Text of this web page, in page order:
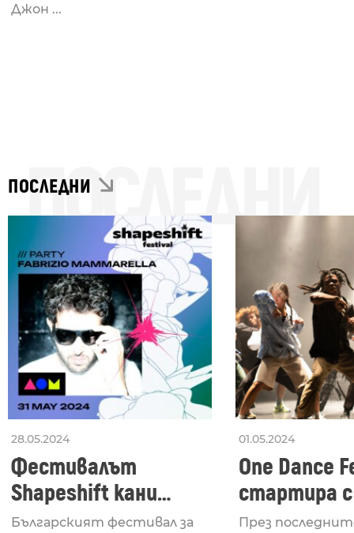
Джон ...
ПОСЛЕДНИ
ПОСЛЕДНИ
28.05.2024
Фестивалът
Shapeshift кани
Fabrizio Mammarella
Българският фестивал за
01.05.2024
One Dance
стартира
Lucid,
През